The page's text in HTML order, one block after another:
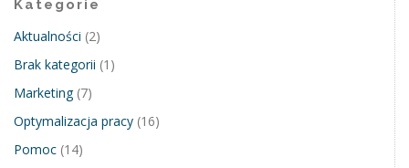
Kategorie
Aktualności (2)
Brak kategorii (1)
Marketing(7)
Optymalizacja pracy (16)
Pomoc (14)